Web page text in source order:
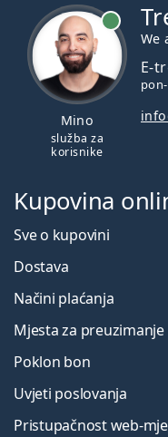
Mino
služba za
korisnike
We
E-
Kupovina
Sve o kupovini
Dostava
Načini plaćanja
Mjesta za
Poklon bon
Uvjeti poslovanja
Pristupačnost web-